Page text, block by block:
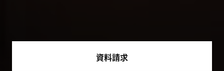
資料請求